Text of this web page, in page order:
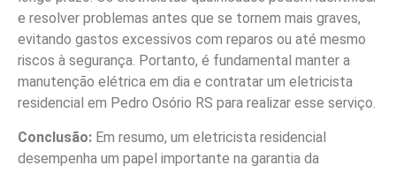
e resolver problemas antes que se tornem mais graves,
evitando gastos excessivos com reparos ou até mesmo
riscos à segurança. Portanto, é fundamental manter a
manutenção elétrica em dia e contratar um eletricista
residencial em Pedro Osório RS para realizar esse serviço.
Conclusão: Em resumo, um eletricista residencial
desempenha um papel importante na garantia da